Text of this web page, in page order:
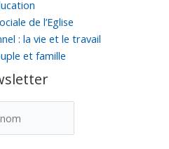
de l’Eglise
: la vie et le travail
et famille